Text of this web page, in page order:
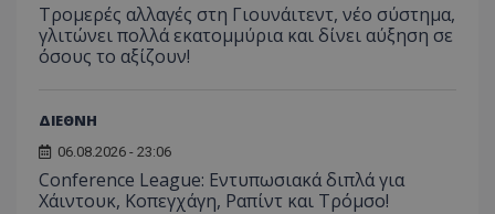
Τρομερές αλλαγές στη Γιουνάιτεντ, νέο σύστημα,
γλιτώνει πολλά εκατομμύρια και δίνει αύξηση σε
όσους το αξίζουν!
ΔΙΕΘΝΗ
06.08.2026 - 23:06
Conference League: Εντυπωσιακά διπλά για
Χάιντουκ, Κοπεγχάγη, Ραπίντ και Τρόμσο!